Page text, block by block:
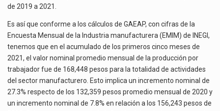
de 2019 a 2021.
Es así que conforme a los cálculos de GAEAP, con cifras de la
Encuesta Mensual de la Industria manufacturera (EMIM) de INEGI,
tenemos que en el acumulado de los primeros cinco meses de
2021, el valor nominal promedio mensual de la producción por
trabajador fue de 168,448 pesos para la totalidad de actividades
del sector manufacturero. Esto implica un incremento nominal de
27.3% respecto de los 132,359 pesos promedio mensual de 2020 y
un incremento nominal de 7.8% en relación a los 156,243 pesos de